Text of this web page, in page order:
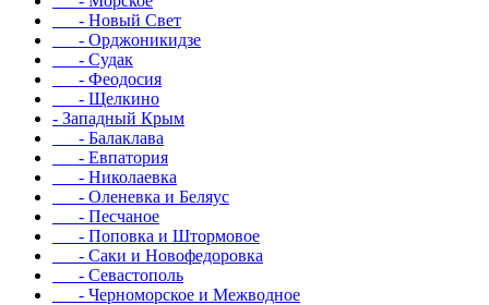
- Новый Свет
- Орджоникидзе
- Судак
- Феодосия
- Щелкино
- Западный Крым
- Балаклава
- Евпатория
- Николаевка
- Оленевка и Беляус
- Песчаное
- Поповка и Штормовое
- Саки и Новофедоровка
- Севастополь
- Черноморское и Межводное